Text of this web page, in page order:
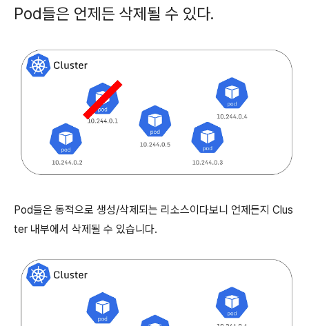
Pod들은 언제든 삭제될 수 있다.
Pod들은 동적으로 생성/삭제되는 리소스이다보니 언제든지 Clus
ter 내부에서 삭제될 수 있습니다.